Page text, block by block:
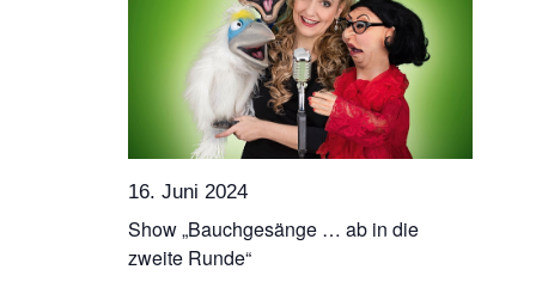
Show „Bauchgesänge … ab in die
zweite Runde“
16. Juni 2024